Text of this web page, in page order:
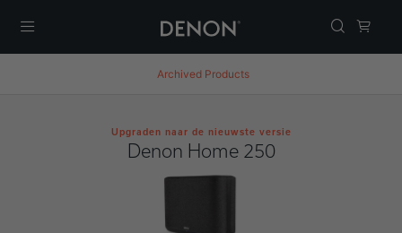
Archived Products
Upgraden naar de nieuwste versie
Denon Home 250